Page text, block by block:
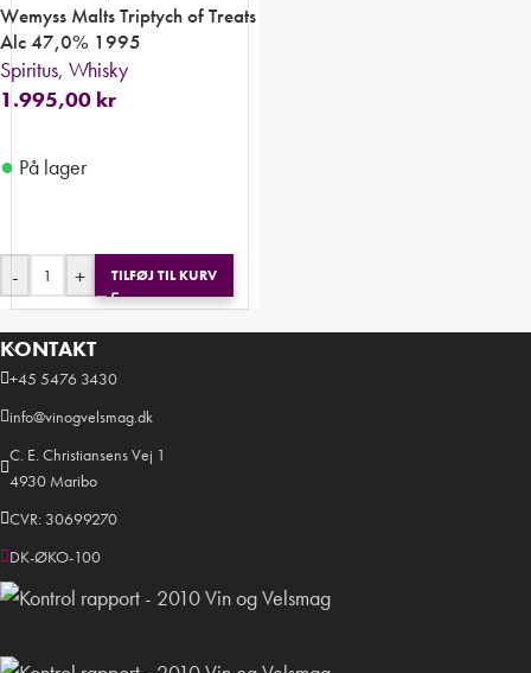
Wemyss Malts Triptych of Treats
Alc 47,0% 1995
Spiritus, Whisky
1.995,00 kr
● På lager
- + TILFØJ TIL KURV
KONTAKT
+45 5476 3430
info@vinogvelsmag.dk
C. E. Christiansens Vej 1
4930 Maribo
CVR: 30699270
DK-ØKO-100